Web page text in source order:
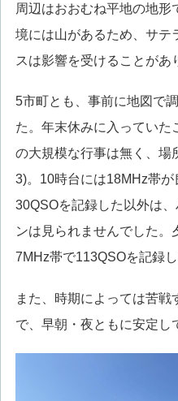
周辺はおおむね平地の地形
境には山があるため、サテ
スは影響を受けることがあ
5市町とも、事前に地図で
た。年末休みに入っていた
の大規模な行事は無く、場
3)。10時台には18MHz帯
30QSOを記録した以外は
ンは見られませんでした。
7MHz帯で113QSOを記録し
また、時期によっては苦
で、早朝・夜ともに安定し